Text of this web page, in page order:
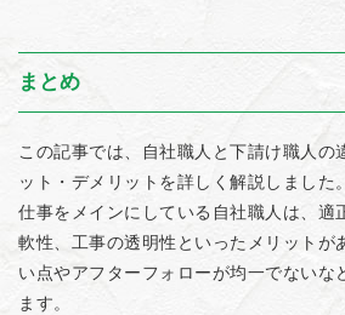
まとめ
この記事では、自社職人と下請け職人の
ット・デメリットを詳しく解説しました
仕事をメインにしている自社職人は、適
軟性、工事の透明性といったメリットが
い点やアフターフォローが均一でないな
ます。